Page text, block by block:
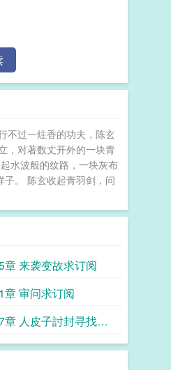
不过一炷香的功夫，陈玄
，对著数丈开外的一块青
水波般的纹路，一块灰布
子。 陈玄收起青羽剑，问
章 来袭变故求订阅
章 审问求订阅
章 人皮子討封寻找炼
订阅